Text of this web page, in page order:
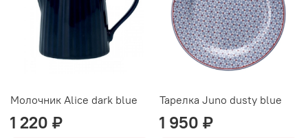
Молочник Alice dark blue
1 220 ₽
Тарелка Juno dusty blue
1 950 ₽